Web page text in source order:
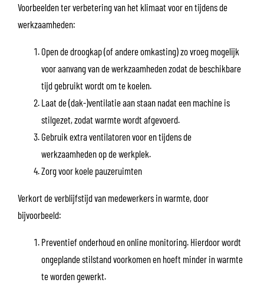
Voorbeelden ter verbetering van het klimaat voor en tijdens de
werkzaamheden:
Open de droogkap (of andere omkasting) zo vroeg mogelijk
voor aanvang van de werkzaamheden zodat de beschikbare
tijd gebruikt wordt om te koelen.
Laat de (dak-)ventilatie aan staan nadat een machine is
stilgezet, zodat warmte wordt afgevoerd.
Gebruik extra ventilatoren voor en tijdens de
werkzaamheden op de werkplek.
Zorg voor koele pauzeruimten
Verkort de verblijfstijd van medewerkers in warmte, door
bijvoorbeeld:
Preventief onderhoud en online monitoring. Hierdoor wordt
ongeplande stilstand voorkomen en hoeft minder in warmte
te worden gewerkt.